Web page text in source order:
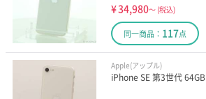
¥34,980～ (税込)
同一商品： 117点
Apple(アップル)
iPhone SE 第3世代